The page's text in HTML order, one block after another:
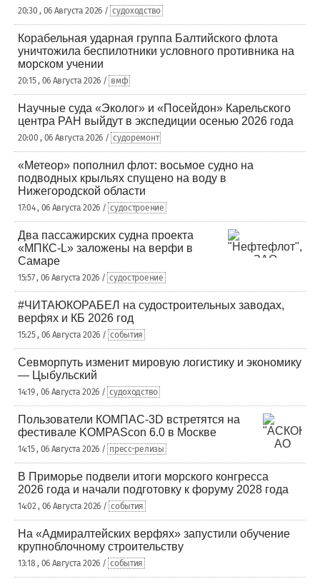
20:30 , 06 Августа 2026 / судоходство
Корабельная ударная группа Балтийского флота
уничтожила беспилотники условного противника на
морском учении
20:15 , 06 Августа 2026 / вмф
Научные суда «Эколог» и «Посейдон» Карельского
центра РАН выйдут в экспедиции осенью 2026 года
20:00 , 06 Августа 2026 / судоремонт
«Метеор» пополнил флот: восьмое судно на
подводных крыльях спущено на воду в
Нижегородской области
17:04 , 06 Августа 2026 / судостроение
Два пассажирских судна проекта
«МПКС-L» заложены на верфи в
Самаре
15:57 , 06 Августа 2026 / судостроение
#ЧИТАЮКОРАБЕЛ на судостроительных заводах,
верфях и КБ 2026 год
15:25 , 06 Августа 2026 / события
Севморпуть изменит мировую логистику и экономику
— Цыбульский
14:19 , 06 Августа 2026 / судоходство
Пользователи КОМПАС-3D встретятся на
фестивале KOMPAScon 6.0 в Москве
14:15 , 06 Августа 2026 / пресс-релизы
В Приморье подвели итоги морского конгресса
2026 года и начали подготовку к форуму 2028 года
14:02 , 06 Августа 2026 / события
На «Адмиралтейских верфях» запустили обучение
крупноблочному строительству
13:18 , 06 Августа 2026 / события